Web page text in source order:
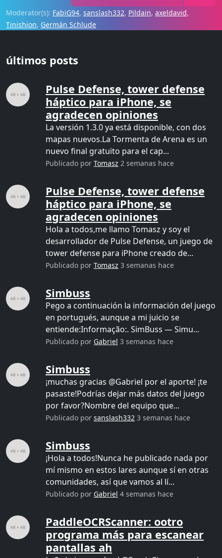
Moderator(s): FabiG94, sanslash332, Pildain, axeldavid,
Tinishion, Germán Schlude
últimos posts
Pulse Defense, tower defense
háptico para iPhone, se
agradecen opiniones
La versión 1.3.0 ya está disponible, con dos
mapas nuevos.La Tormenta de Arena es un
nuevo final gratuito para el cap...
Publicado por Tomasz 2 semanas hace
Pulse Defense, tower defense
háptico para iPhone, se
agradecen opiniones
Hola a todos,me llamo Tomasz y soy el
desarrollador de Pulse Defense, un juego de
tower defense para iPhone creado de...
Publicado por Tomasz 3 semanas hace
Simbuss
Pego a continuación la información del juego
en portugués, aunque a mi juicio se
entiende:Informação:. SimBuss — Simu...
Publicado por Gabriel 3 semanas hace
Simbuss
¡muchas gracias @Gabriel por el aporte! ¡te
pasaste!Podrías dejar más datos del juego
por favor?Nombre del equipo que...
Publicado por sanslash332 3 semanas hace
Simbuss
¡Hola a todos!Nunca he publicado nada por
mí mismo en estos lares aunque sí en otras
comunidades, así que vamos al lí...
Publicado por Gabriel 4 semanas hace
PaddleOCRScanner: ootro
programa más para escanear
pantallas ah